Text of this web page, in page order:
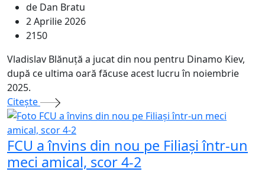
de Dan Bratu
2 Aprilie 2026
2150
Vladislav Blănuță a jucat din nou pentru Dinamo Kiev,
după ce ultima oară făcuse acest lucru în noiembrie
2025.
Citeşte
FCU a învins din nou pe Filiași într-un
meci amical, scor 4-2